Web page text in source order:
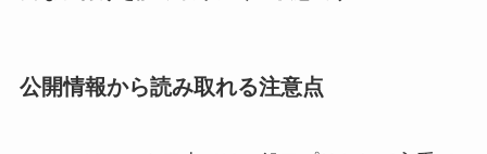
公開情報から読み取れる注意点